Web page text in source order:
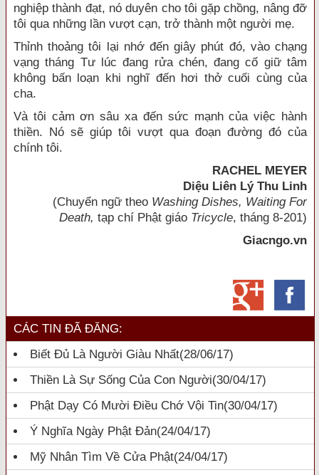
nghiệp thành đạt, nó duyên cho tôi gặp chồng, nâng đỡ
tôi qua những lần vượt cạn, trở thành một người mẹ.
Thỉnh thoảng tôi lại nhớ đến giây phút đó, vào chạng
vạng tháng Tư lúc đang rửa chén, đang cố giữ tâm
không bấn loạn khi nghĩ đến hơi thở cuối cùng của
cha.
Và tôi cảm ơn sâu xa đến sức mạnh của việc hành
thiền. Nó sẽ giúp tôi vượt qua đoạn đường đó của
chính tôi.
RACHEL MEYER
Diệu Liên Lý Thu Linh
(Chuyển ngữ theo Washing Dishes, Waiting For
Death, tạp chí Phật giáo Tricycle, tháng 8-201)
Giacngo.vn
CÁC TIN ĐÃ ĐĂNG:
Biết Đủ Là Người Giàu Nhất(28/06/17)
Thiền Là Sự Sống Của Con Người(30/04/17)
Phật Dạy Có Mười Điều Chớ Vội Tin(30/04/17)
Ý Nghĩa Ngày Phật Đản(24/04/17)
Mỹ Nhân Tìm Về Cửa Phật(24/04/17)